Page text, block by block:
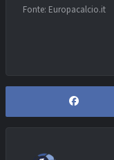
Fonte: Europacalcio.it